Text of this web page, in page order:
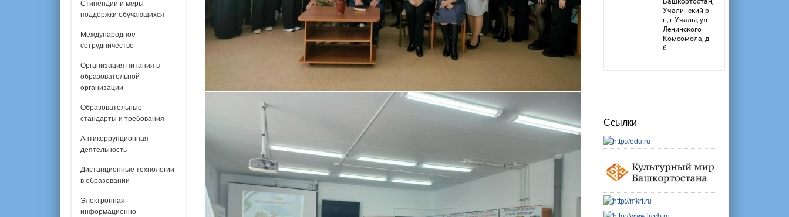
Стипендии и меры
поддержки обучающихся
Международное
сотрудничество
Организация питания в
образовательной
организации
Образовательные
стандарты и требования
Антикоррупционная
деятельность
Дистанционные технологии
в образовании
Электронная
информационно-
Ссылки